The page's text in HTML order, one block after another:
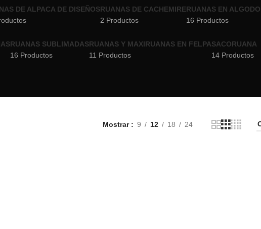
DE ALPACA DE DISEÑOSRUANAS DE CACHEMIRE
2 Productos
RUANAS EN
16 Productos
RUANAS SUBLIMADAS
16 Productos
RUANAS Y MAXIRUANAS EN FELPA
11 Productos
SACORUANA
14 Productos
Mostrar 9 12 18 24